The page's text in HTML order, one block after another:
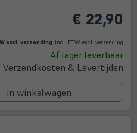
€ 22,90
excl. verzending incl. BTW excl. verzending
Af lager leverbaar
Verzendkosten & Levertijden
in winkelwagen